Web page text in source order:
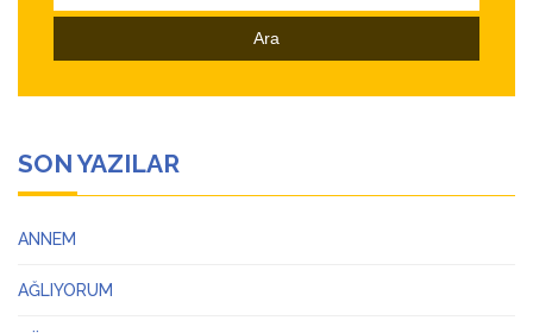
SON YAZILAR
ANNEM
AĞLIYORUM